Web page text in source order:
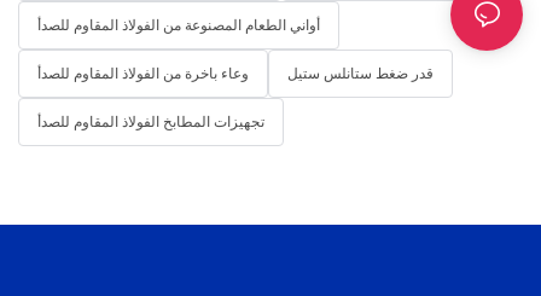
أواني الطعام المصنوعة من الفولاذ المقاوم للصدأ
وعاء باخرة من الفولاذ المقاوم للصدأ قدر ضغط ستانلس ستيل
تجهيزات المطابخ الفولاذ المقاوم للصدأ